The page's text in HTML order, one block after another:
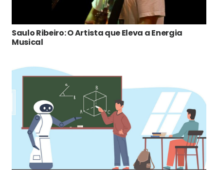
Saulo Ribeiro: O Artista que Eleva a Energia
Musical